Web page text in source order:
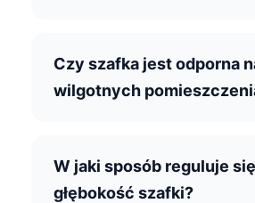
Czy szafka jest odporna
wilgotnych
W jaki sposób reguluje się
głębokość szafki?